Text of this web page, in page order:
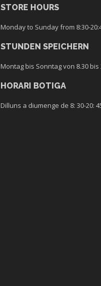
STORE HOURS
Monday to Sunday from 8:30-
STUNDEN SPEICHERN
Montag bis Sonntag von 8.30 bis
HORARI BOTIGA
Dilluns a diumenge de 8: 30-20: